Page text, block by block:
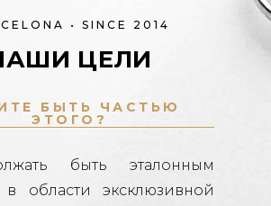
• SINCE 2014
ЦЕЛИ
БЫТЬ ЧАСТЬЮ
ЭТОГО?
быть эталонным
области эксклюзивной